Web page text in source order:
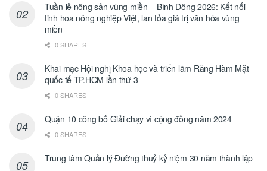
Tuần lễ nông sản vùng miền – Bình Đông 2026: Kết nối
tinh hoa nông nghiệp Việt, lan tỏa giá trị văn hóa vùng
miền
0 SHARES
Khai mạc Hội nghị Khoa học và triển lãm Răng Hàm Mặt
quốc tế TP.HCM lần thứ 3
0 SHARES
Quận 10 công bố Giải chạy vì cộng đồng năm 2024
0 SHARES
Trung tâm Quản lý Đường thuỷ kỷ niệm 30 năm thành lập